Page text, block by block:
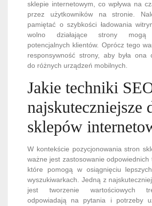
sklepie internetowym, co wpływa na
przez użytkowników na stronie.
pamiętać o szybkości ładowania
wolno działające strony mogą
potencjalnych klientów. Oprócz tego
responsywność strony, aby była ona
do różnych urządzeń mobilnych.
Jakie techniki
najskuteczniejsze
sklepów
W kontekście pozycjonowania stron
ważne jest zastosowanie odpowiednich
które pomogą w osiągnięciu
wyszukiwarkach. Jedną z
jest tworzenie wartościowych
odpowiadają na pytania i potrzeby